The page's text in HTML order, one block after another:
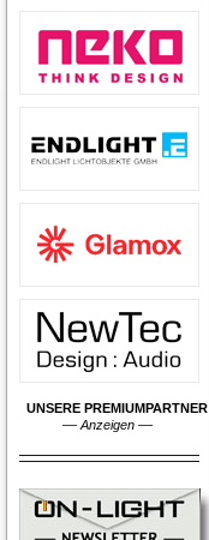
UNSERE PREMIUMPARTNER
–– Anzeigen ––